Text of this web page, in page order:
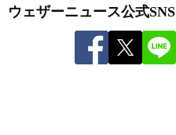
ウェザーニュース公式SNS